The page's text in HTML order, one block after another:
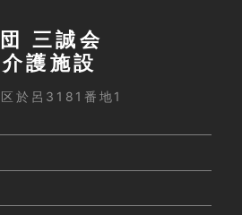
三誠会
護施設
於呂3181番地1